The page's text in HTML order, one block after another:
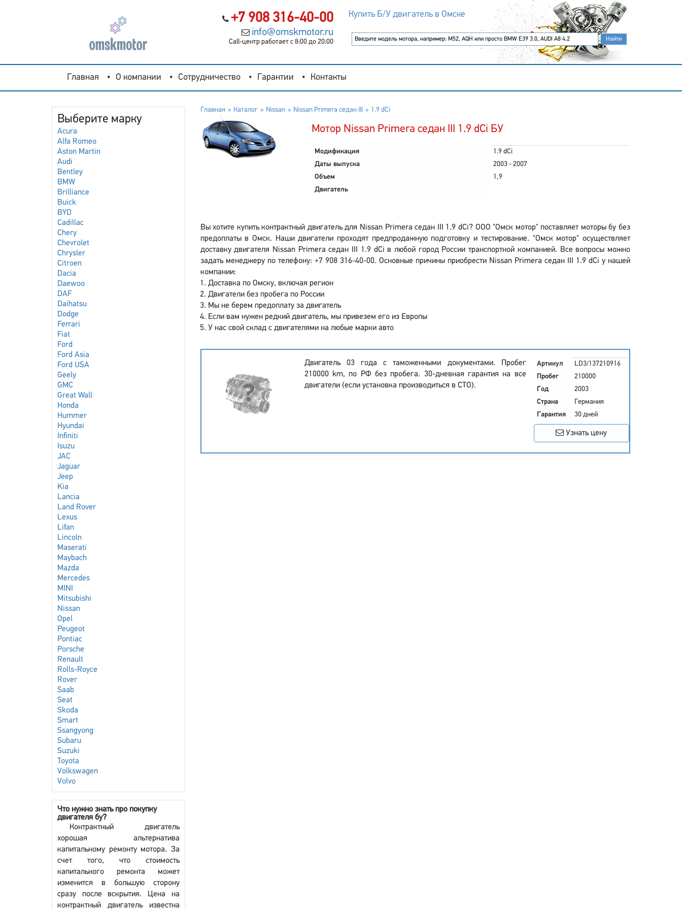
+7 908 316-40-00
info@omskmotor.ru
Call-центр работает с 8:00 до 20:00
Купить Б/У двигатель в Омске
Главная О компании Сотрудничество Гарантии Контакты
Выберите марку
Acura
Alfa Romeo
Aston Martin
Audi
Bentley
BMW
Brilliance
Buick
BYD
Cadillac
Chery
Chevrolet
Chrysler
Citroen
Dacia
Daewoo
DAF
Daihatsu
Dodge
Ferrari
Fiat
Ford
Ford Asia
Ford USA
Geely
GMC
Great Wall
Honda
Hummer
Hyundai
Infiniti
Isuzu
JAC
Jaguar
Jeep
Kia
Lancia
Land Rover
Lexus
Lifan
Lincoln
Maserati
Maybach
Mazda
Mercedes
MINI
Mitsubishi
Nissan
Opel
Peugeot
Pontiac
Porsche
Renault
Rolls-Royce
Rover
Saab
Seat
Skoda
Smart
Ssangyong
Subaru
Suzuki
Toyota
Volkswagen
Volvo
Что нужно знать про покупку
двигателя бу?
Контрактный двигатель
хорошая альтернатива
капитальному ремонту мотора. За
счет того, что стоимость
капитального ремонта может
изменится в большую сторону
сразу после вскрытия. Цена на
контрактный двигатель известна
Главная Каталог Nissan Nissan Primera седан III 1.9 dCi
Мотор Nissan Primera седан III 1.9 dCi БУ
Модификация
1.9 dCi
Даты выпуска
2003 - 2007
Объем
1,9
Двигатель
Вы хотите купить контрактный двигатель для Nissan Primera седан III 1.9 dCi? ООО "Омск мотор" поставляет моторы бу без
предоплаты в Омск. Наши двигатели проходят предпродажную подготовку и тестирование. "Омск мотор" осуществляет
доставку двигателя Nissan Primera седан III 1.9 dCi в любой город России транспортной компанией. Все вопросы можно
задать менеджеру по телефону: +7 908 316-40-00. Основные причины приобрести Nissan Primera седан III 1.9 dCi у нашей
компании:
Доставка по Омску, включая регион
Двигатели без пробега по России
Мы не берем предоплату за двигатель
Если вам нужен редкий двигатель, мы привезем его из Европы
У нас свой склад с двигателями на любые марки авто
Двигатель 03 года с таможенными документами. Пробег
210000 km, по РФ без пробега. 30-дневная гарантия на все
двигатели (если установка производиться в СТО).
Артикул
LD3/137210916
Пробег
210000
Год
2003
Страна
Германия
Гарантия
30 дней
Узнать цену